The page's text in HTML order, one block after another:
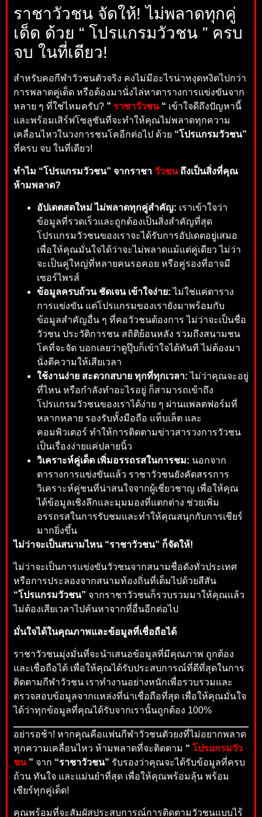
ราชาวัวชน จัดให้! ไม่พลาดทุกคู่
เด็ด ด้วย “ โปรแกรมวัวชน ” ครบ
จบ ในที่เดียว!
สำหรับคอกีฬาวัวชนตัวจริง คงไม่มีอะไรน่าหงุดหงิดไปกว่า
การพลาดคู่เด็ด หรือต้องมานั่งไล่หาตารางการแข่งขันจาก
หลาย ๆ ที่ใช่ไหมครับ? ” ราชาวัวชน“ เข้าใจดีถึงปัญหานี้
และพร้อมเสิร์ฟโซลูชันที่จะทำให้คุณไม่พลาดทุกความ
เคลื่อนไหวในวงการชนโคอีกต่อไป ด้วย “โปรแกรมวัวชน”
ที่ครบ จบ ในที่เดียว!
ทำไม “โปรแกรมวัวชน” จากราชา วัวชนถึงเป็นสิ่งที่คุณ
ห้ามพลาด?
อัปเดตสดใหม่ ไม่พลาดทุกคู่สำคัญ: เราเข้าใจว่า
ข้อมูลที่รวดเร็วและถูกต้องเป็นสิ่งสำคัญที่สุด
โปรแกรมวัวชนของเราจะได้รับการอัปเดตอยู่เสมอ
เพื่อให้คุณมั่นใจได้ว่าจะไม่พลาดแม้แต่คู่เดียว ไม่ว่า
จะเป็นคู่ใหญ่ที่หลายคนรอคอย หรือคู่รองที่อาจมี
เซอร์ไพรส์
ข้อมูลครบถ้วน ชัดเจน เข้าใจง่าย: ไม่ใช่แค่ตาราง
การแข่งขัน แต่โปรแกรมของเรายังมาพร้อมกับ
ข้อมูลสำคัญอื่น ๆ ที่คอวัวชนต้องการ ไม่ว่าจะเป็นชื่อ
วัวชน ประวัติการชน สถิติย้อนหลัง รวมถึงสนามชน
โคที่จะจัด บอกเลยว่าดูปุ๊บก็เข้าใจได้ทันที ไม่ต้องมา
นั่งตีความให้เสียเวลา
ใช้งานง่าย สะดวกสบาย ทุกที่ทุกเวลา: ไม่ว่าคุณจะอยู่
ที่ไหน หรือกำลังทำอะไรอยู่ ก็สามารถเข้าถึง
โปรแกรมวัวชนของเราได้ง่าย ๆ ผ่านแพลตฟอร์มที่
หลากหลาย รองรับทั้งมือถือ แท็บเล็ต และ
คอมพิวเตอร์ ทำให้การติดตามข่าวสารวงการวัวชน
เป็นเรื่องง่ายแค่ปลายนิ้ว
วิเคราะห์คู่เด็ด เพิ่มอรรถรสในการชม: นอกจาก
ตารางการแข่งขันแล้ว ราชาวัวชนยังคัดสรรการ
วิเคราะห์คู่ชนที่น่าสนใจจากผู้เชี่ยวชาญ เพื่อให้คุณ
ได้ข้อมูลเชิงลึกและมุมมองที่แตกต่าง ช่วยเพิ่ม
อรรถรสในการรับชมและทำให้คุณสนุกกับการเชียร์
มากยิ่งขึ้น
ไม่ว่าจะเป็นสนามไหน “ราชาวัวชน” ก็จัดให้!
ไม่ว่าจะเป็นการแข่งขันวัวชนจากสนามชื่อดังทั่วประเทศ
หรือการประลองจากสนามท้องถิ่นที่เต็มไปด้วยสีสัน
“โปรแกรมวัวชน” จากราชาวัวชนก็รวบรวมมาให้คุณแล้ว
ไม่ต้องเสียเวลาไปค้นหาจากที่อื่นอีกต่อไป
มั่นใจได้ในคุณภาพและข้อมูลที่เชื่อถือได้
ราชาวัวชนมุ่งมั่นที่จะนำเสนอข้อมูลที่มีคุณภาพ ถูกต้อง
และเชื่อถือได้ เพื่อให้คุณได้รับประสบการณ์ที่ดีที่สุดในการ
ติดตามกีฬาวัวชน เราทำงานอย่างหนักเพื่อรวบรวมและ
ตรวจสอบข้อมูลจากแหล่งที่น่าเชื่อถือที่สุด เพื่อให้คุณมั่นใจ
ได้ว่าทุกข้อมูลที่คุณได้รับจากเรานั้นถูกต้อง 100%
อย่ารอช้า! หากคุณคือแฟนกีฬาวัวชนตัวยงที่ไม่อยากพลาด
ทุกความเคลื่อนไหว ห้ามพลาดที่จะติดตาม “ โปรแกรมวัว
ชน” จาก “ราชาวัวชน” รับรองว่าคุณจะได้รับข้อมูลที่ครบ
ถ้วน ทันใจ และแม่นยำที่สุด เพื่อให้คุณพร้อมลุ้น พร้อม
เชียร์ทุกคู่เด็ด!
คุณพร้อมที่จะสัมผัสประสบการณ์การติดตามวัวชนแบบไร้